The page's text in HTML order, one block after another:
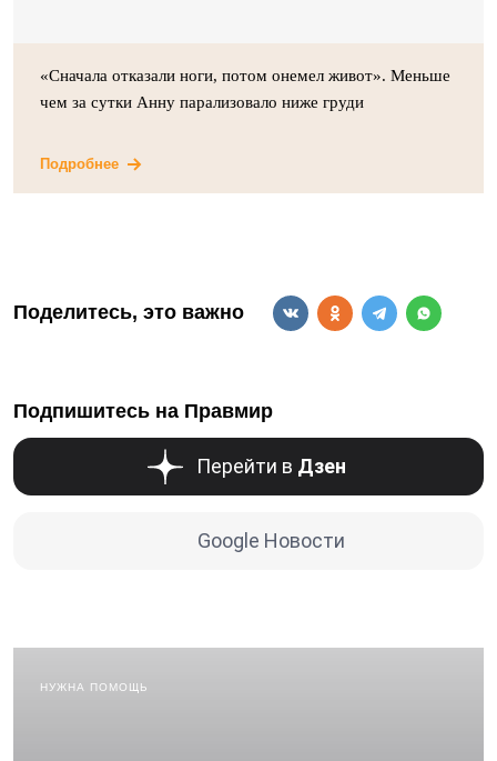
«Сначала отказали ноги, потом онемел живот». Меньше
чем за сутки Анну парализовало ниже груди
Подробнее
Поделитесь, это важно
Подпишитесь на Правмир
Перейти в Дзен
Google Новости
НУЖНА ПОМОЩЬ